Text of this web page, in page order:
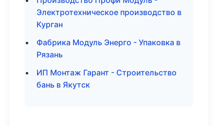
Электротехническое производство в
Курган
Фабрика Модуль Энерго - Упаковка в
Рязань
ИП Монтаж Гарант - Строительство
бань в Якутск